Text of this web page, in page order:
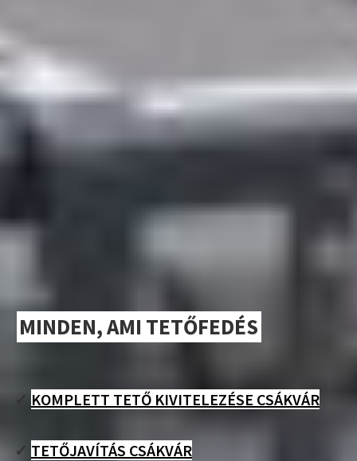
MINDEN, AMI TETŐFEDÉS
✓ KOMPLETT TETŐ KIVITELEZÉSE CSÁKVÁR
✓ TETŐJAVÍTÁS CSÁKVÁR